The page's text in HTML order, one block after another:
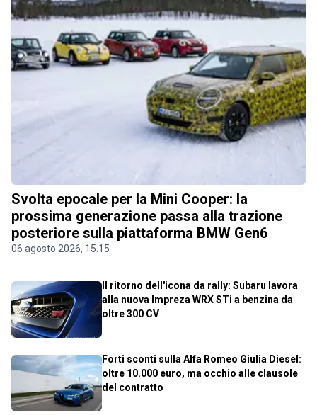
Svolta epocale per la Mini Cooper: la
prossima generazione passa alla trazione
posteriore sulla piattaforma BMW Gen6
06 agosto 2026, 15.15
Il ritorno dell'icona da rally: Subaru lavora
alla nuova Impreza WRX STi a benzina da
oltre 300 CV
Forti sconti sulla Alfa Romeo Giulia Diesel:
oltre 10.000 euro, ma occhio alle clausole
del contratto